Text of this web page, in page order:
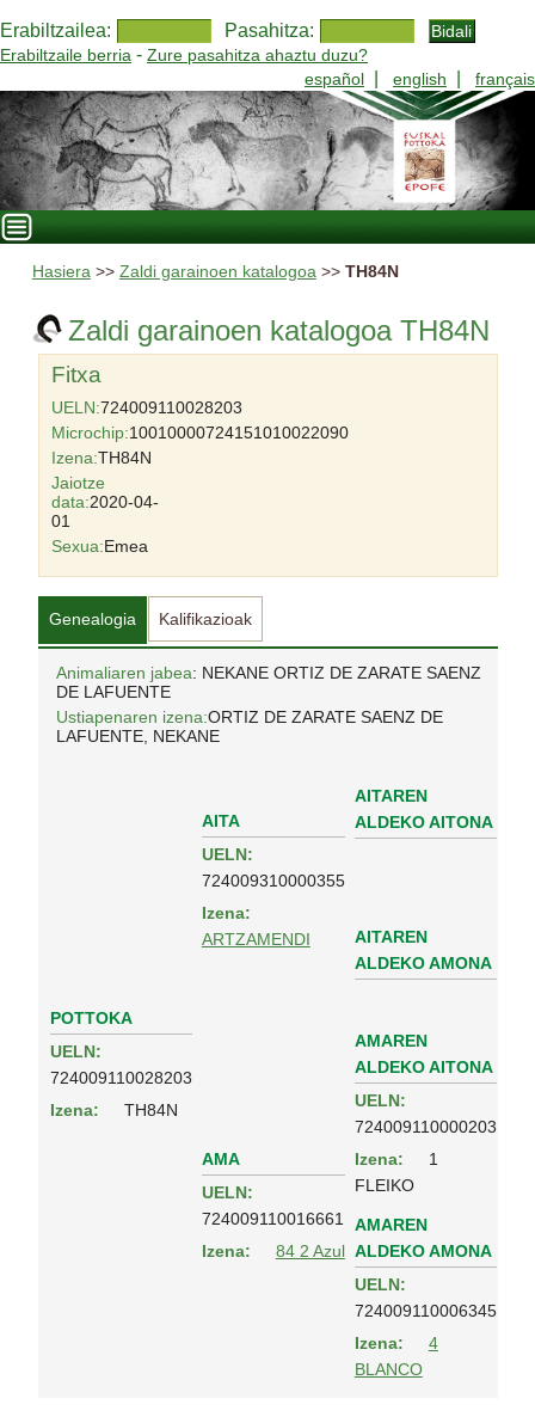
Erabiltzailea: Pasahitza:
Erabiltzaile berria - Zure pasahitza ahaztu duzu?
español
english français
Hasiera>> Zaldi garainoen katalogoa>> TH84N
Zaldi garainoen katalogoa TH84N
Fitxa
UELN:724009110028203
Microchip:10010000724151010022090
Izena:TH84N
Jaiotze
data:2020-04-
01
Sexua:Emea
Genealogia Kalifikazioak
Animaliaren jabea: NEKANE ORTIZ DE ZARATE SAENZ
DE LAFUENTE
Ustiapenaren izena:ORTIZ DE ZARATE SAENZ DE
LAFUENTE, NEKANE
POTTOKA
UELN:
724009110028203
Izena:
TH84N
AITA
UELN:
724009310000355
Izena:
ARTZAMENDI
AITAREN
ALDEKO AITONA
AITAREN
ALDEKO AMONA
AMA
UELN:
724009110016661
Izena:
84 2 Azul
AMAREN
ALDEKO AITONA
UELN:
724009110000203
Izena:
1
FLEIKO
AMAREN
ALDEKO AMONA
UELN:
724009110006345
Izena:
4
BLANCO